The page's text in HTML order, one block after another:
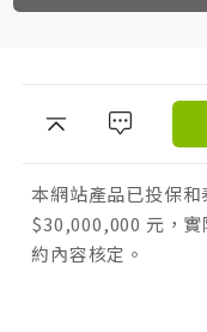
本網站產品已投保
$30,000,000 元，
約內容核定。